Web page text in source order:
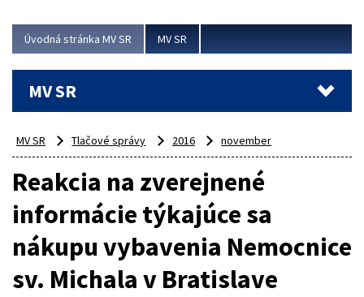
Úvodná stránka MV SR MV SR
MV SR
MV SR Tlačové správy 2016 november
Reakcia na zverejnené
informácie týkajúce sa
nákupu vybavenia Nemocnice
sv. Michala v Bratislave